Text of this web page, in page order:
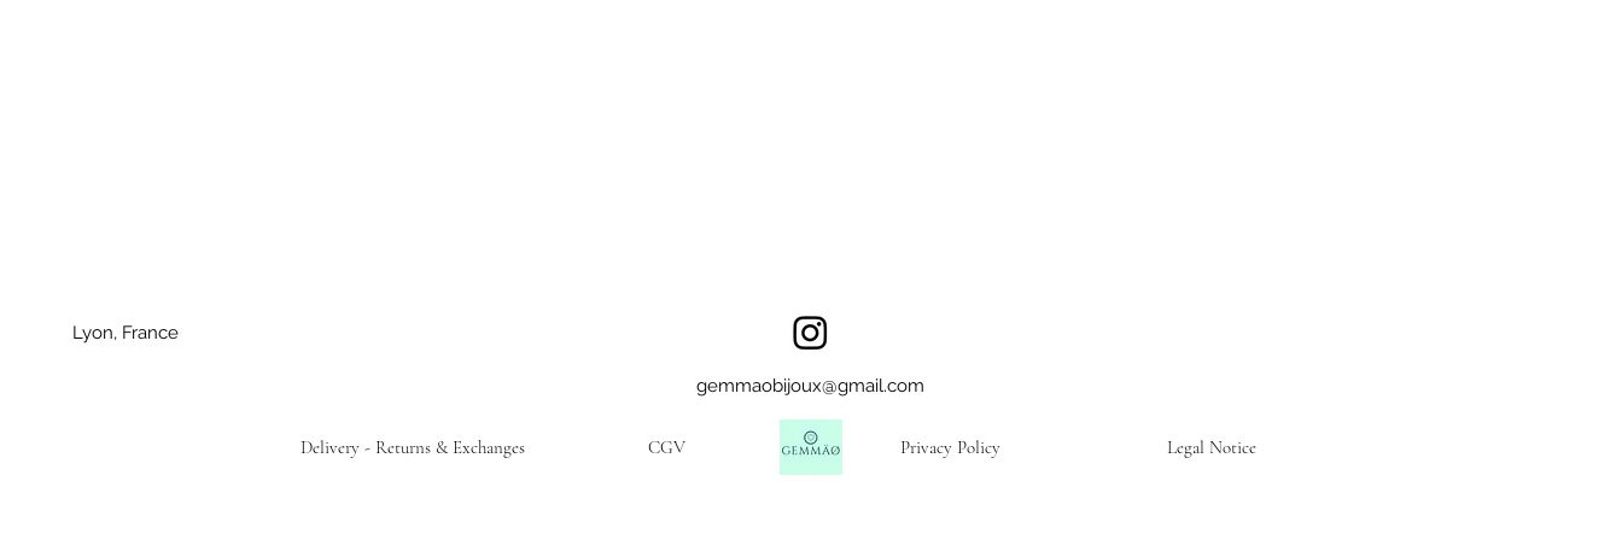
Lyon, France
gemmaobijoux@gmail.com
Delivery - Returns & Exchanges CGV Privacy Policy Legal Notice